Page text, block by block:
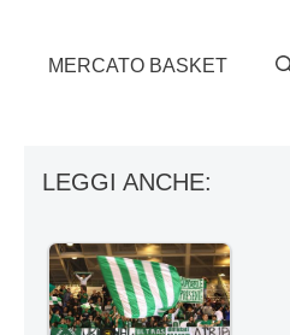
MERCATO BASKET
LEGGI ANCHE: